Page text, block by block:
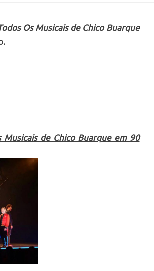
Os Musicais de Chico Buarque
de Chico Buarque em 90